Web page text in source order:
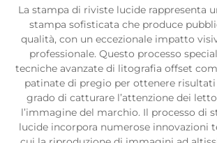
La stampa di riviste lucide rappresenta
stampa sofisticata che produce
qualità, con un eccezionale impatto
professionale. Questo processo
tecniche avanzate di litografia offset
patinate di pregio per ottenere
grado di catturare l’attenzione dei
l’immagine del marchio. Il processo di
lucide incorpora numerose innovazioni